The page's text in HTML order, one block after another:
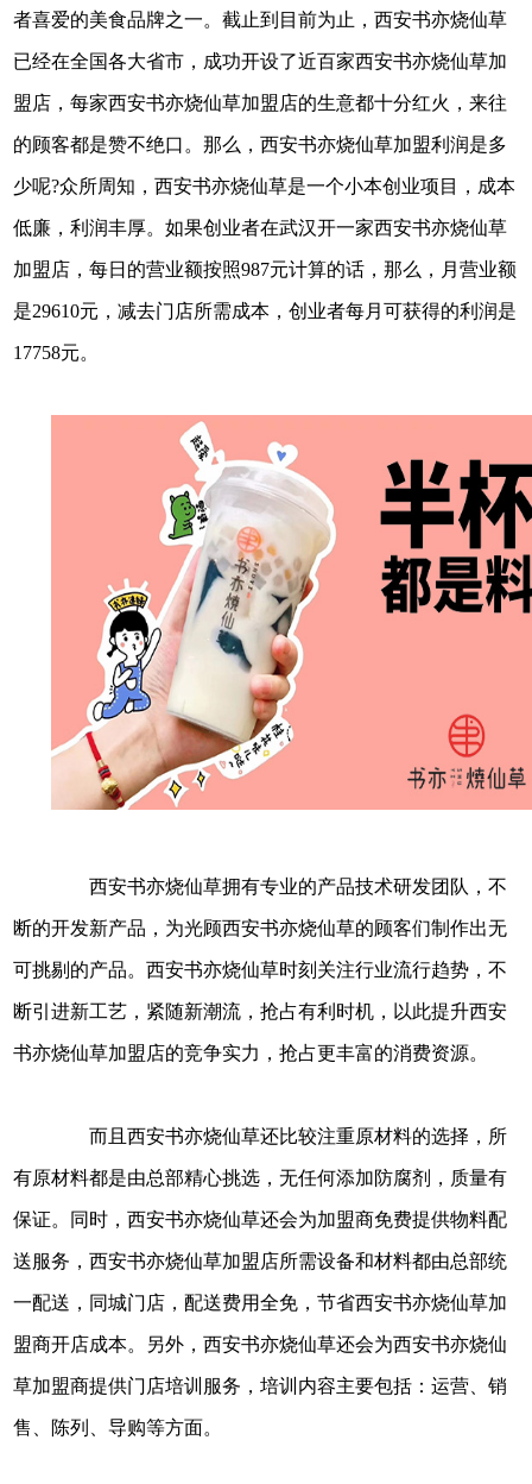
者喜爱的美食品牌之一。截止到目前为止，西安书亦烧仙草
已经在全国各大省市，成功开设了近百家西安书亦烧仙草加
盟店，每家西安书亦烧仙草加盟店的生意都十分红火，来往
的顾客都是赞不绝口。那么，西安书亦烧仙草加盟利润是多
少呢?众所周知，西安书亦烧仙草是一个小本创业项目，成本
低廉，利润丰厚。如果创业者在武汉开一家西安书亦烧仙草
加盟店，每日的营业额按照987元计算的话，那么，月营业额
是29610元，减去门店所需成本，创业者每月可获得的利润是
17758元。
西安书亦烧仙草拥有专业的产品技术研发团队，不
断的开发新产品，为光顾西安书亦烧仙草的顾客们制作出无
可挑剔的产品。西安书亦烧仙草时刻关注行业流行趋势，不
断引进新工艺，紧随新潮流，抢占有利时机，以此提升西安
书亦烧仙草加盟店的竞争实力，抢占更丰富的消费资源。
而且西安书亦烧仙草还比较注重原材料的选择，所
有原材料都是由总部精心挑选，无任何添加防腐剂，质量有
保证。同时，西安书亦烧仙草还会为加盟商免费提供物料配
送服务，西安书亦烧仙草加盟店所需设备和材料都由总部统
一配送，同城门店，配送费用全免，节省西安书亦烧仙草加
盟商开店成本。另外，西安书亦烧仙草还会为西安书亦烧仙
草加盟商提供门店培训服务，培训内容主要包括：运营、销
售、陈列、导购等方面。